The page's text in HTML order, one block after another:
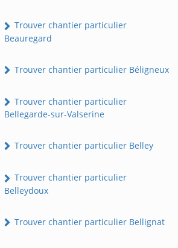
Trouver chantier particulier
Beauregard
Trouver chantier particulier Béligneux
Trouver chantier particulier
Bellegarde-sur-Valserine
Trouver chantier particulier Belley
Trouver chantier particulier
Belleydoux
Trouver chantier particulier Bellignat